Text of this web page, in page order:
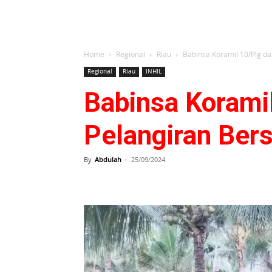
Home Regional Riau Babinsa Koramil 10/Plg
Regional Riau INHIL
Babinsa
Pelangiran
By Abdulah - 25/09/2024